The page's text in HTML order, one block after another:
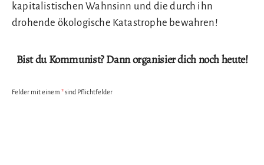
kapitalistischen Wahnsinn und die durch ihn
drohende ökologische Katastrophe bewahren!
Bist du Kommunist? Dann organisier dich noch heute!
Felder mit einem *sind Pflichtfelder